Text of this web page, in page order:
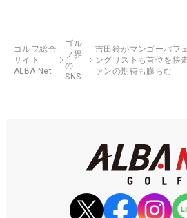
ゴルフ総合
サイト
ALBA Net
ゴル
フ界
の
SNS
吉田鈴がマンゴーパフ
ングリストも首位を快
ァンの期待も膨らむ